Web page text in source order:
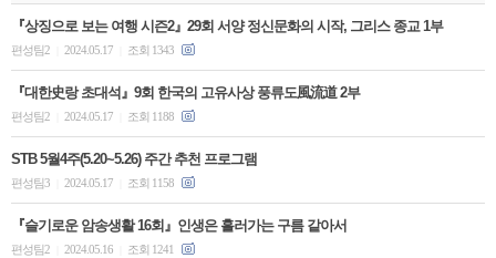
『상징으로 보는 여행 시즌2』29회 서양 정신문화의 시작, 그리스 종교 1부
편성팀2 2024.05.17 조회 1343
『대한史랑 초대석』9회 한국의 고유사상 풍류도風流道 2부
편성팀2 2024.05.17 조회 1188
STB 5월4주(5.20~5.26) 주간 추천 프로그램
편성팀3 2024.05.17 조회 1158
『슬기로운 암송생활 16회』인생은 흘러가는 구름 같아서
편성팀2 2024.05.16 조회 1241